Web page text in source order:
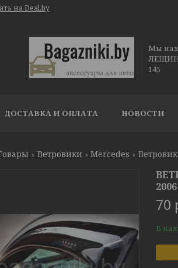
на Deal.by
Мы
145
ДОСТАВКА И ОПЛАТА НОВОСТИ
Ветровики Mercedes
70
В